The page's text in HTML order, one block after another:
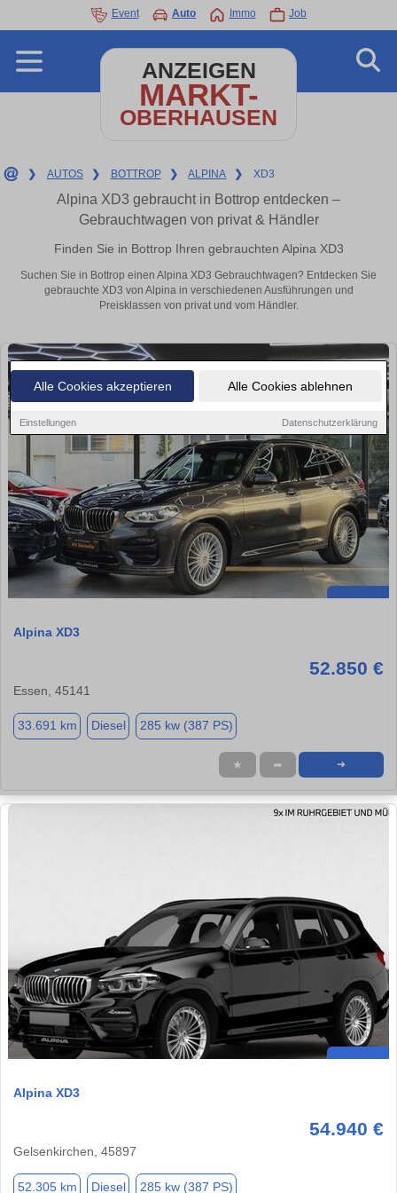
Alle Cookies akzeptieren Alle Cookies ablehnen
Einstellungen Datenschutzerklärung
Event Auto Immo Job
ANZEIGEN
MARKT-
OBERHAUSEN
❯ AUTOS ❯ BOTTROP ❯ ALPINA ❯ XD3
Alpina XD3 gebraucht in Bottrop entdecken –
Gebrauchtwagen von privat & Händler
Finden Sie in Bottrop Ihren gebrauchten Alpina XD3
Suchen Sie in Bottrop einen Alpina XD3 Gebrauchtwagen? Entdecken Sie
gebrauchte XD3 von Alpina in verschiedenen Ausführungen und
Preisklassen von privat und vom Händler.
Alpina XD3
52.850 €
Essen, 45141
33.691 km Diesel 285 kw (387 PS)
★ ➦ ➜
Alpina XD3
54.940 €
Gelsenkirchen, 45897
52.305 km Diesel 285 kw (387 PS)